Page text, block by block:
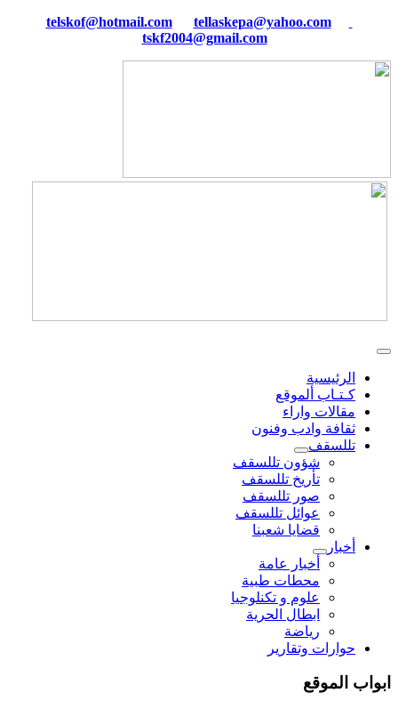
tellaskepa@yahoo.com
tskf2004@gmail.com
الرئيسية
كـتـاب ألموقع
مقالات واراء
ثقافة وادب وفنون
تللسقف
شؤون تللسقف
تأريخ تللسقف
صور تللسقف
عوائل تللسقف
قضايا شعبنا
أخبار
أخبار عامة
محطات طبية
علوم و تکنلوجیا
ابطال الحرية
رياضة
حوارات وتقارير
ابواب الموقع